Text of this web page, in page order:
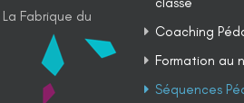
La Fabrique du
Coaching
Formation au
Séquences